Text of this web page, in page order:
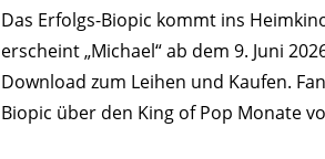
Das Erfolgs-Biopic kommt ins
erscheint „Michael“ ab dem 9. Juni
Download zum Leihen und Kaufen.
Biopic über den King of Pop Monate